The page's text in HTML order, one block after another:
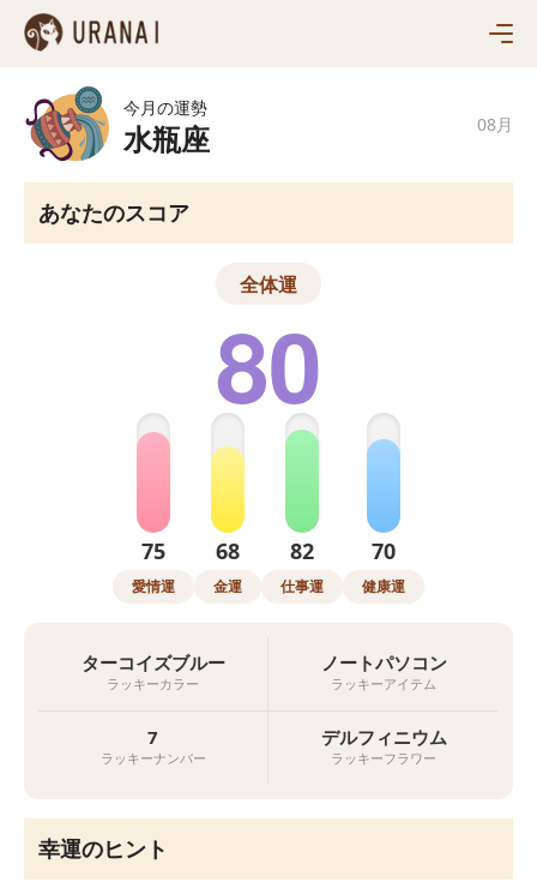
あなたの運勢
今日のタロット
四柱推命で見る
12星座
12星座ランキング
毎週の12星座
毎月の12星座
2026年の運勢
おすすめ診断
MBTI性格診断
HSP診断
仕事満足度診断テスト
人気ランキング
今月の運勢
水瓶座
08月
あなたのスコア
全体運
80
75
愛情運
68
金運
82
仕事運
70
健康運
ターコイズブルー
ラッキーカラー
ノートパソコン
ラッキーアイテム
7
ラッキーナンバー
デルフィニウム
ラッキーフラワー
幸運のヒント